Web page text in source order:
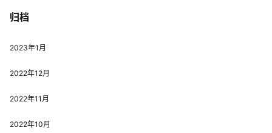
归档
2023年1月
2022年12月
2022年11月
2022年10月